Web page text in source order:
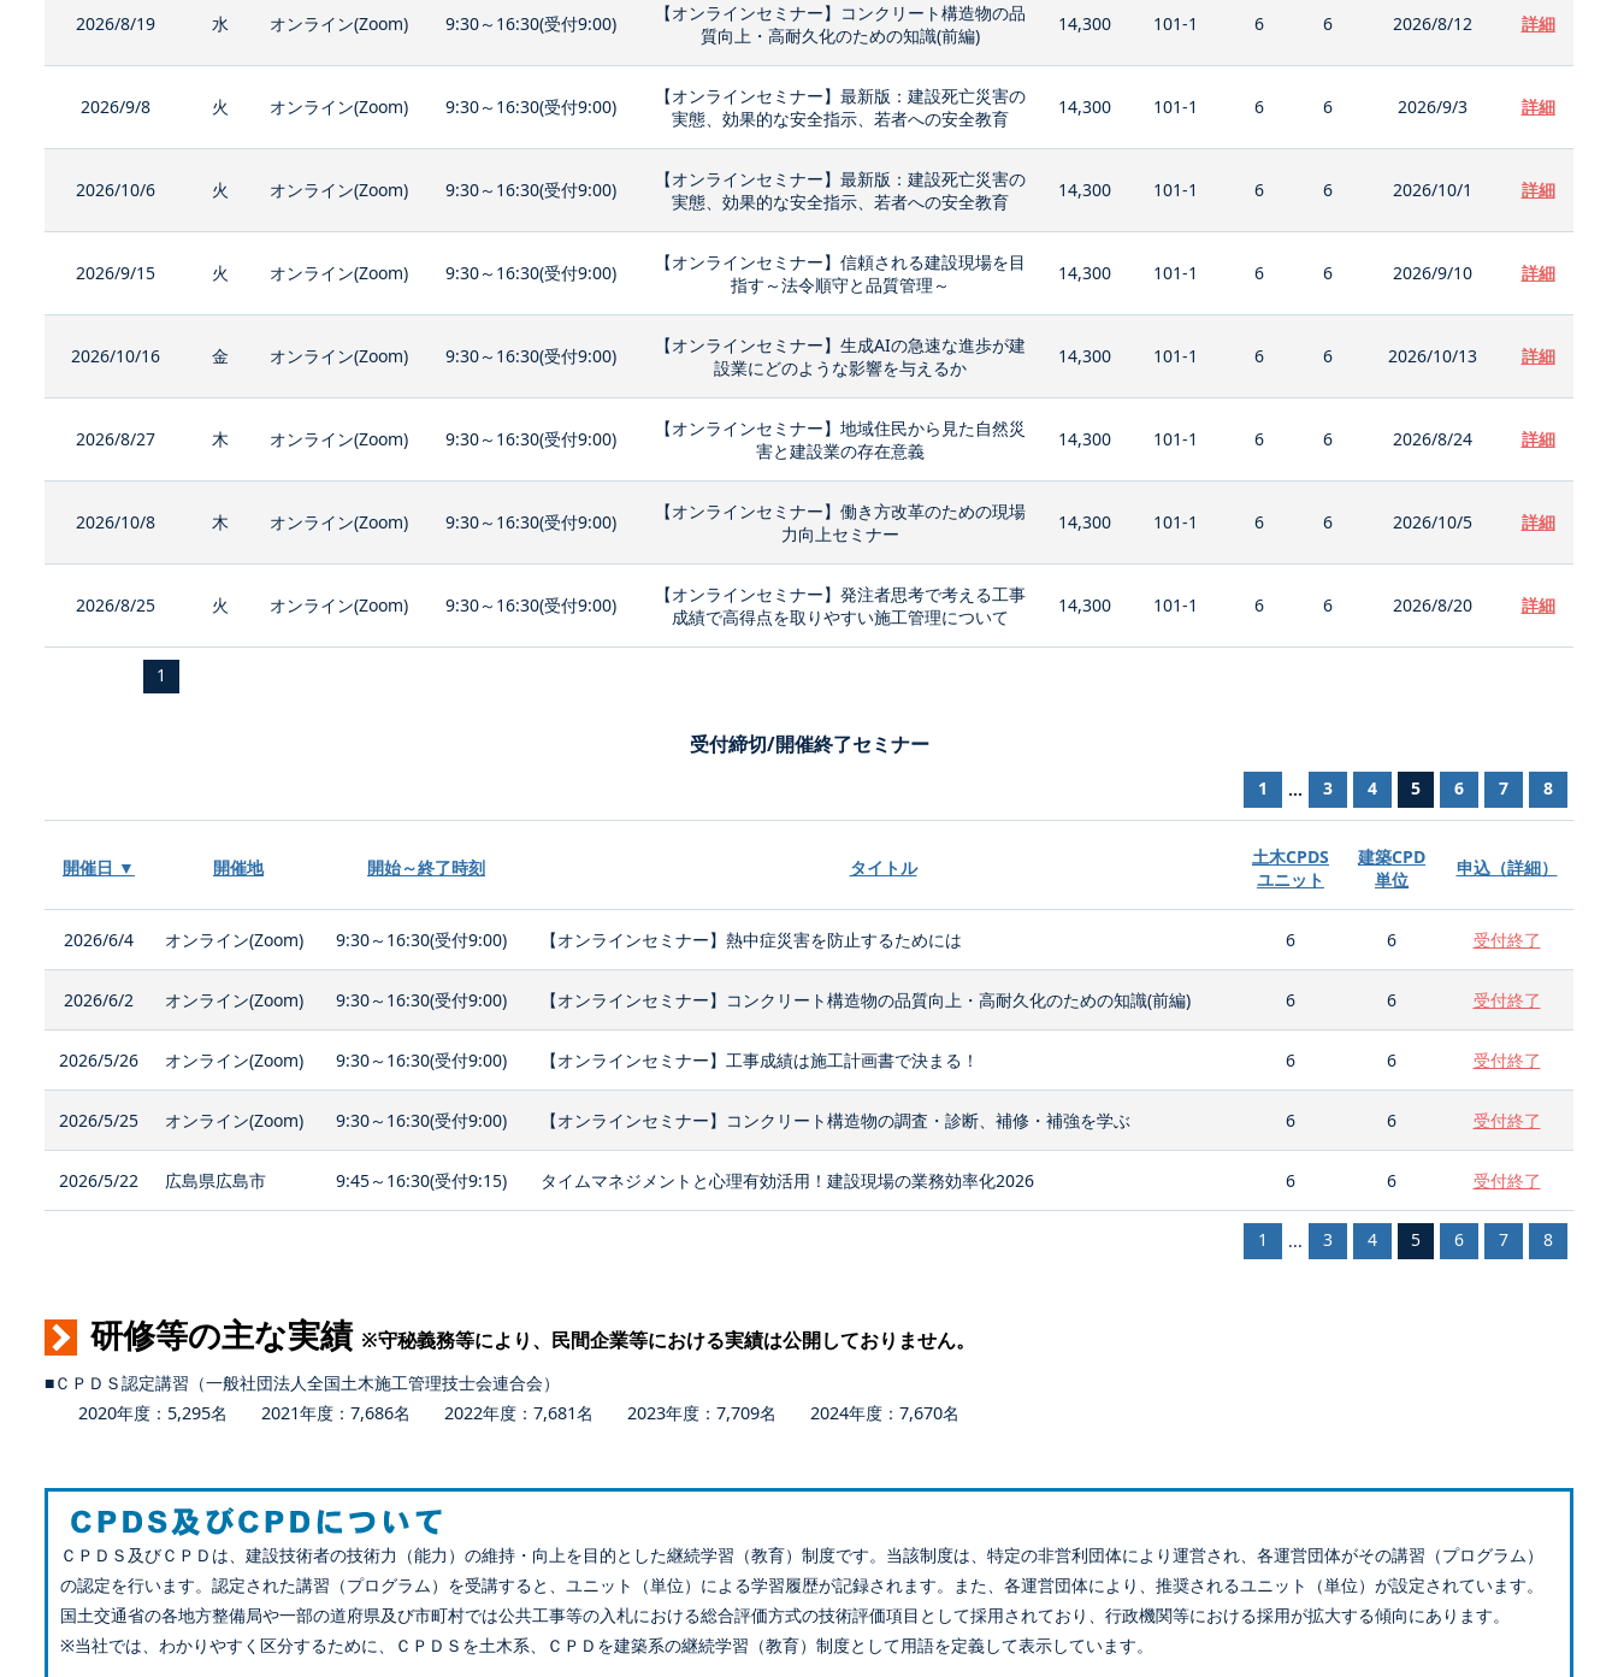
2026/8/19 水 オンライン(Zoom) 9:30～16:30(受付9:00)
【オンラインセミナー】コンクリート構造物の品
質向上・高耐久化のための知識(前編)
14,300 101-1 6 6 2026/8/12 詳細
2026/9/8 火 オンライン(Zoom) 9:30～16:30(受付9:00)
【オンラインセミナー】最新版：建設死亡災害の
実態、効果的な安全指示、若者への安全教育
14,300 101-1 6 6 2026/9/3 詳細
2026/10/6 火 オンライン(Zoom) 9:30～16:30(受付9:00)
【オンラインセミナー】最新版：建設死亡災害の
実態、効果的な安全指示、若者への安全教育
14,300 101-1 6 6 2026/10/1 詳細
2026/9/15 火 オンライン(Zoom) 9:30～16:30(受付9:00)
【オンラインセミナー】信頼される建設現場を目
指す～法令順守と品質管理～
14,300 101-1 6 6 2026/9/10 詳細
2026/10/16 金 オンライン(Zoom) 9:30～16:30(受付9:00)
【オンラインセミナー】生成AIの急速な進歩が建
設業にどのような影響を与えるか
14,300 101-1 6 6 2026/10/13 詳細
2026/8/27 木 オンライン(Zoom) 9:30～16:30(受付9:00)
【オンラインセミナー】地域住民から見た自然災
害と建設業の存在意義
14,300 101-1 6 6 2026/8/24 詳細
2026/10/8 木 オンライン(Zoom) 9:30～16:30(受付9:00)
【オンラインセミナー】働き方改革のための現場
力向上セミナー
14,300 101-1 6 6 2026/10/5 詳細
2026/8/25 火 オンライン(Zoom) 9:30～16:30(受付9:00)
【オンラインセミナー】発注者思考で考える工事
成績で高得点を取りやすい施工管理について
14,300 101-1 6 6 2026/8/20 詳細
1
受付締切/開催終了セミナー
1 ... 3 4 5 6 7 8
開催日 ▼ 開催地 開始～終了時刻 タイトル
土木CPDS
ユニット
建築CPD
単位
申込（詳細）
2026/6/4 オンライン(Zoom) 9:30～16:30(受付9:00) 【オンラインセミナー】熱中症災害を防止するためには 6 6 受付終了
2026/6/2 オンライン(Zoom) 9:30～16:30(受付9:00) 【オンラインセミナー】コンクリート構造物の品質向上・高耐久化のための知識(前編) 6 6 受付終了
2026/5/26 オンライン(Zoom) 9:30～16:30(受付9:00) 【オンラインセミナー】工事成績は施工計画書で決まる！ 6 6 受付終了
2026/5/25 オンライン(Zoom) 9:30～16:30(受付9:00) 【オンラインセミナー】コンクリート構造物の調査・診断、補修・補強を学ぶ 6 6 受付終了
2026/5/22 広島県広島市 9:45～16:30(受付9:15) タイムマネジメントと心理有効活用！建設現場の業務効率化2026 6 6 受付終了
1 ... 3 4 5 6 7 8
研修等の主な実績 ※守秘義務等により、民間企業等における実績は公開しておりません。
■ＣＰＤＳ認定講習（一般社団法人全国土木施工管理技士会連合会）
2020年度：5,295名 2021年度：7,686名 2022年度：7,681名 2023年度：7,709名 2024年度：7,670名
ＣＰＤＳ及びＣＰＤは、建設技術者の技術力（能力）の維持・向上を目的とした継続学習（教育）制度です。当該制度は、特定の非営利団体により運営され、各運営団体がその講習（プログラム）
の認定を行います。認定された講習（プログラム）を受講すると、ユニット（単位）による学習履歴が記録されます。また、各運営団体により、推奨されるユニット（単位）が設定されています。
国土交通省の各地方整備局や一部の道府県及び市町村では公共工事等の入札における総合評価方式の技術評価項目として採用されており、行政機関等における採用が拡大する傾向にあります。
※当社では、わかりやすく区分するために、ＣＰＤＳを土木系、ＣＰＤを建築系の継続学習（教育）制度として用語を定義して表示しています。